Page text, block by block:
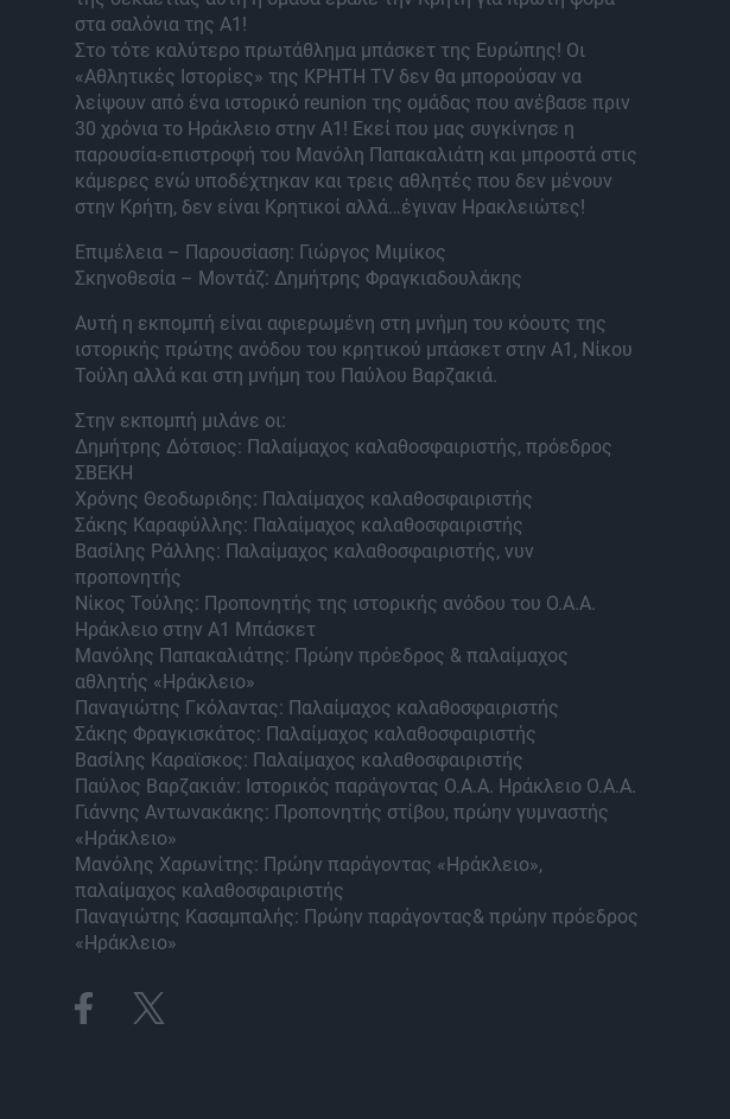
στα σαλόνια της Α1!
Στο τότε καλύτερο πρωτάθλημα μπάσκετ της Ευρώπης! Οι
«Αθλητικές Ιστορίες» της ΚΡΗΤΗ TV δεν θα μπορούσαν να
λείψουν από ένα ιστορικό reunion της ομάδας που ανέβασε πριν
30 χρόνια το Ηράκλειο στην Α1! Εκεί που μας συγκίνησε η
παρουσία-επιστροφή του Μανόλη Παπακαλιάτη και μπροστά στις
κάμερες ενώ υποδέχτηκαν και τρεις αθλητές που δεν μένουν
στην Κρήτη, δεν είναι Κρητικοί αλλά…έγιναν Ηρακλειώτες!
Επιμέλεια – Παρουσίαση: Γιώργος Μιμίκος
Σκηνοθεσία – Μοντάζ: Δημήτρης Φραγκιαδουλάκης
Αυτή η εκπομπή είναι αφιερωμένη στη μνήμη του κόουτς της
ιστορικής πρώτης ανόδου του κρητικού μπάσκετ στην Α1, Νίκου
Τούλη αλλά και στη μνήμη του Παύλου Βαρζακιά.
Στην εκπομπή μιλάνε οι:
Δημήτρης Δότσιος: Παλαίμαχος καλαθοσφαιριστής, πρόεδρος
ΣΒΕΚΗ
Χρόνης Θεοδωριδης: Παλαίμαχος καλαθοσφαιριστής
Σάκης Καραφύλλης: Παλαίμαχος καλαθοσφαιριστής
Βασίλης Ράλλης: Παλαίμαχος καλαθοσφαιριστής, νυν
προπονητής
Νίκος Τούλης: Προπονητής της ιστορικής ανόδου του Ο.Α.Α.
Ηράκλειο στην Α1 Μπάσκετ
Μανόλης Παπακαλιάτης: Πρώην πρόεδρος & παλαίμαχος
αθλητής «Ηράκλειο»
Παναγιώτης Γκόλαντας: Παλαίμαχος καλαθοσφαιριστής
Σάκης Φραγκισκάτος: Παλαίμαχος καλαθοσφαιριστής
Βασίλης Καραϊσκος: Παλαίμαχος καλαθοσφαιριστής
Παύλος Βαρζακιάν: Ιστορικός παράγοντας Ο.Α.Α. Ηράκλειο Ο.Α.Α.
Γιάννης Αντωνακάκης: Προπονητής στίβου, πρώην γυμναστής
«Ηράκλειο»
Μανόλης Χαρωνίτης: Πρώην παράγοντας «Ηράκλειο»,
παλαίμαχος καλαθοσφαιριστής
Παναγιώτης Κασαμπαλής: Πρώην παράγοντας& πρώην πρόεδρος
«Ηράκλειο»